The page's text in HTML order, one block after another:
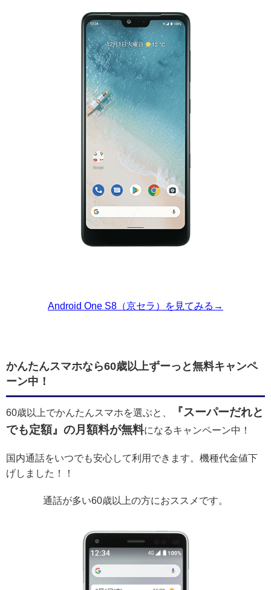
Android One S8（京セラ）を見てみる→
かんたんスマホなら60歳以上ずーっと無料キャンペ
ーン中！
60歳以上でかんたんスマホを選ぶと、
『スーパーだれと
でも定額』の月額料が無料になるキャンペーン中！
国内通話をいつでも安心して利用できます。機種代金値下
げしました！！
通話が多い60歳以上の方におススメです。